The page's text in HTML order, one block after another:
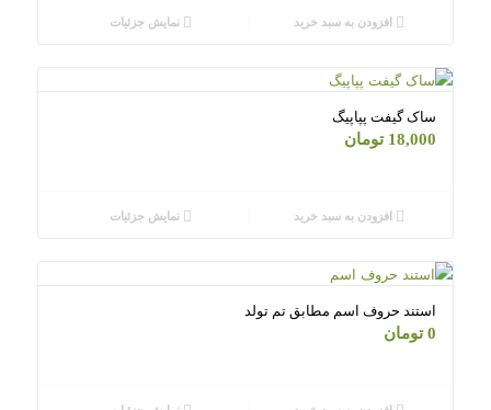
افزودن به سبد خرید نمایش جزئیات
ساک گیفت پپاپیگ
18,000 تومان
افزودن به سبد خرید نمایش جزئیات
استند حروف اسم مطابق تم تولد
0 تومان